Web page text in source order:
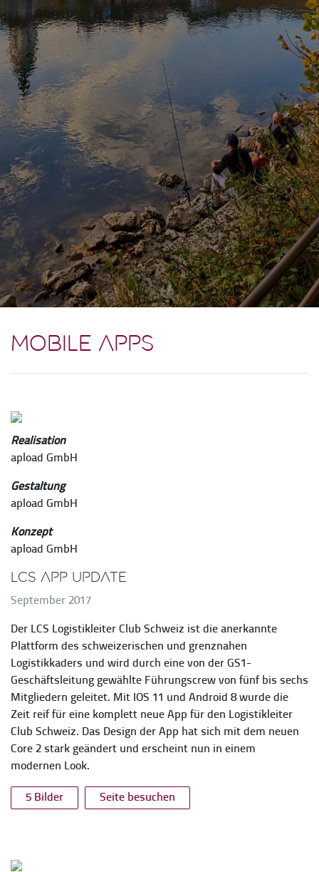
Mobile Apps
Realisation
apload GmbH
Gestaltung
apload GmbH
Konzept
apload GmbH
LCS App Update
September 2017
Der LCS Logistikleiter Club Schweiz ist die anerkannte
Plattform des schweizerischen und grenznahen
Logistikkaders und wird durch eine von der GS1-
Geschäftsleitung gewählte Führungscrew von fünf bis sechs
Mitgliedern geleitet. Mit IOS 11 und Android 8 wurde die
Zeit reif für eine komplett neue App für den Logistikleiter
Club Schweiz. Das Design der App hat sich mit dem neuen
Core 2 stark geändert und erscheint nun in einem
modernen Look.
5 Bilder Seite besuchen